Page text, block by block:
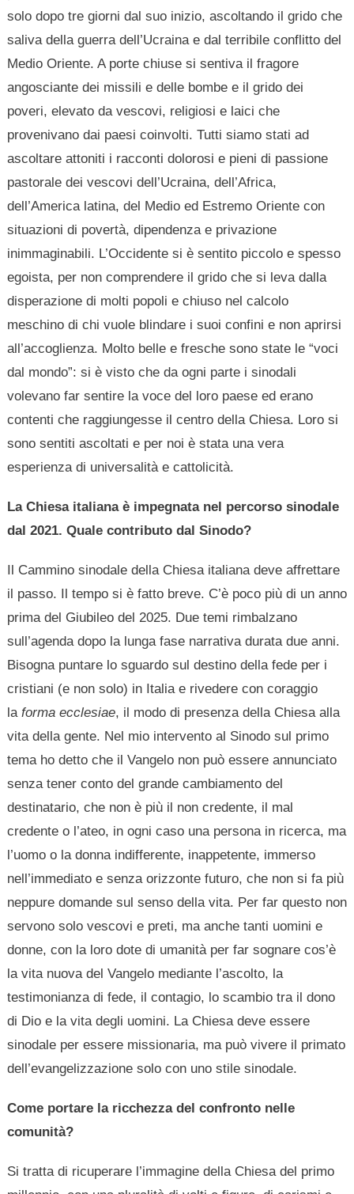
solo dopo tre giorni dal suo inizio, ascoltando il grido che
saliva della guerra dell’Ucraina e dal terribile conflitto del
Medio Oriente. A porte chiuse si sentiva il fragore
angosciante dei missili e delle bombe e il grido dei
poveri, elevato da vescovi, religiosi e laici che
provenivano dai paesi coinvolti. Tutti siamo stati ad
ascoltare attoniti i racconti dolorosi e pieni di passione
pastorale dei vescovi dell’Ucraina, dell’Africa,
dell’America latina, del Medio ed Estremo Oriente con
situazioni di povertà, dipendenza e privazione
inimmaginabili. L’Occidente si è sentito piccolo e spesso
egoista, per non comprendere il grido che si leva dalla
disperazione di molti popoli e chiuso nel calcolo
meschino di chi vuole blindare i suoi confini e non aprirsi
all’accoglienza. Molto belle e fresche sono state le “voci
dal mondo”: si è visto che da ogni parte i sinodali
volevano far sentire la voce del loro paese ed erano
contenti che raggiungesse il centro della Chiesa. Loro si
sono sentiti ascoltati e per noi è stata una vera
esperienza di universalità e cattolicità.
La Chiesa italiana è impegnata nel percorso sinodale
dal 2021. Quale contributo dal Sinodo?
Il Cammino sinodale della Chiesa italiana deve affrettare
il passo. Il tempo si è fatto breve. C’è poco più di un anno
prima del Giubileo del 2025. Due temi rimbalzano
sull’agenda dopo la lunga fase narrativa durata due anni.
Bisogna puntare lo sguardo sul destino della fede per i
cristiani (e non solo) in Italia e rivedere con coraggio
la forma ecclesiae, il modo di presenza della Chiesa alla
vita della gente. Nel mio intervento al Sinodo sul primo
tema ho detto che il Vangelo non può essere annunciato
senza tener conto del grande cambiamento del
destinatario, che non è più il non credente, il mal
credente o l’ateo, in ogni caso una persona in ricerca, ma
l’uomo o la donna indifferente, inappetente, immerso
nell’immediato e senza orizzonte futuro, che non si fa più
neppure domande sul senso della vita. Per far questo non
servono solo vescovi e preti, ma anche tanti uomini e
donne, con la loro dote di umanità per far sognare cos’è
la vita nuova del Vangelo mediante l’ascolto, la
testimonianza di fede, il contagio, lo scambio tra il dono
di Dio e la vita degli uomini. La Chiesa deve essere
sinodale per essere missionaria, ma può vivere il primato
dell’evangelizzazione solo con uno stile sinodale.
Come portare la ricchezza del confronto nelle
comunità?
Si tratta di ricuperare l’immagine della Chiesa del primo